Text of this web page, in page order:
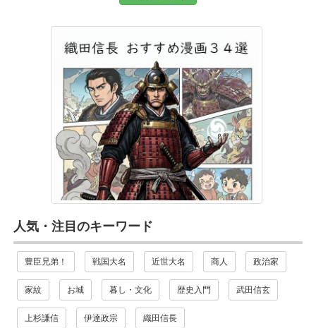
人気・注目のキーワード
豊臣兄弟！ 戦国大名 近世大名 商人 政治家
家紋 お城 暮し・文化 歴史入門 武田信玄
上杉謙信 伊達政宗 織田信長